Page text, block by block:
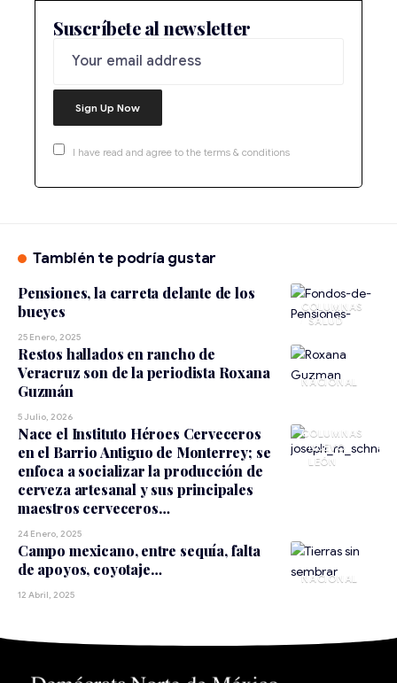
Suscríbete al newsletter
I have read and agree to the terms & conditions
También te podría gustar
SALUD
Pensiones, la carreta delante de los
bueyes
25 Enero, 2025
NACIONAL
Restos hallados en rancho de
Veracruz son de la periodista Roxana
Guzmán
5 Julio, 2026
NUEVO
LEÓN
Nace el Instituto Héroes Cerveceros
en el Barrio Antiguo de Monterrey; se
enfoca a socializar la producción de
cerveza artesanal y sus principales
maestros cerveceros…
24 Enero, 2025
NACIONAL
Campo mexicano, entre sequía, falta
de apoyos, coyotaje…
12 Abril, 2025